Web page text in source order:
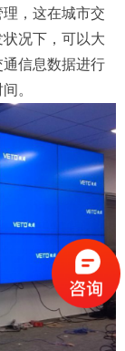
，这在城市交
况下，可以大
信息数据进行
。